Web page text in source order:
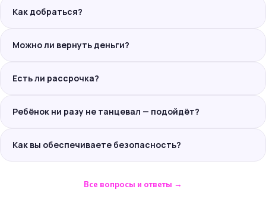
Как добраться?
Можно ли вернуть деньги?
Есть ли рассрочка?
Ребёнок ни разу не танцевал — подойдёт?
Как вы обеспечиваете безопасность?
Все вопросы и ответы →